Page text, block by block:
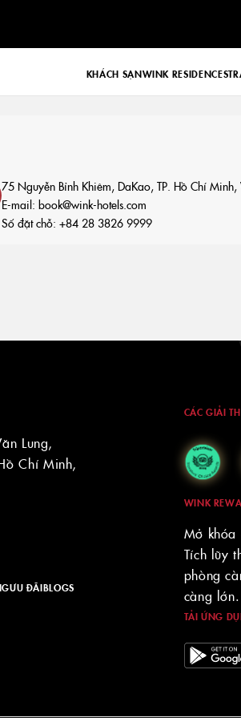
KHÁCH SẠNWINK RESIDENCES
75 Nguyễn Bỉnh Khiêm, DaKao, TP. Hồ Chí
E-mail: book@wink-hotels.com
Số đặt chỗ: +84 28 3826 9999
Lung,
Chí Minh,
ƯU ĐÃIBLOGS
CÁC GIẢI
WINK
Mở khóa
Tích lũy
phòng
càng lớn.
TẢI ỨNG